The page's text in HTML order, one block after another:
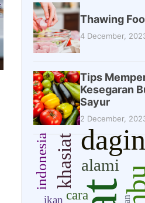
Thawing
4 December,
Tips
Kesegaran
Sayur
2 December,